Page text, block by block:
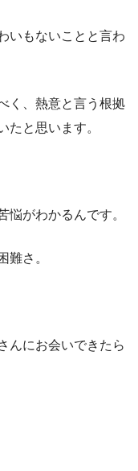
いもないことと言わ
く、熱意と言う根拠
たと思います。
悩がわかるんです。
難さ。
んにお会いできたら